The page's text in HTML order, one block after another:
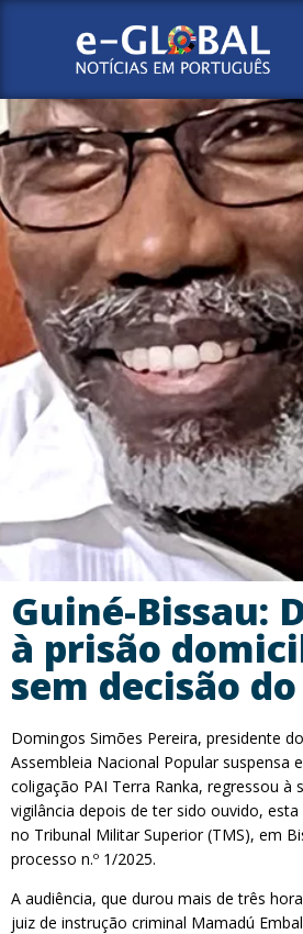
Guiné-Bissau:
à prisão
sem decisão
Domingos Simões Pereira, presidente
Assembleia Nacional Popular suspensa
coligação PAI Terra Ranka, regressou à
vigilância depois de ter sido ouvido,
no Tribunal Militar Superior (TMS), em
processo n.º 1/2025.
A audiência, que durou mais de três
juiz de instrução criminal Mamadú